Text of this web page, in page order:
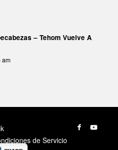
– Tehom Vuelve A
am
de Servicio